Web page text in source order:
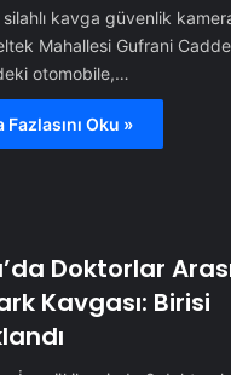
kavga güvenlik
Mahallesi Gufrani
otomobile,…
Fazlasını Oku »
Doktorlar
Kavgası: Birisi